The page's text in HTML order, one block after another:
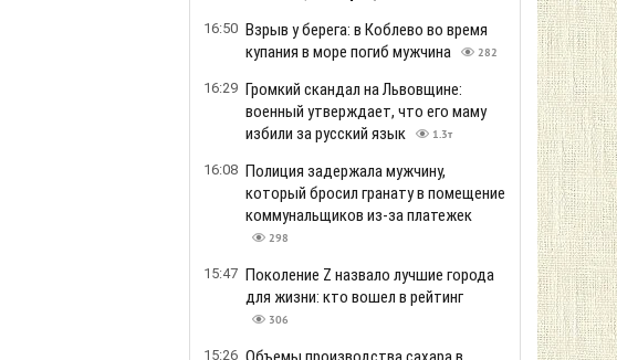
16:50 Взрыв у берега: в Коблево во время
купания в море погиб мужчина
282
16:29 Громкий скандал на Львовщине:
военный утверждает, что его маму
избили за русский язык
1.3т
16:08 Полиция задержала мужчину,
который бросил гранату в помещение
коммунальщиков из-за платежек
298
15:47 Поколение Z назвало лучшие города
для жизни: кто вошел в рейтинг
306
15:26